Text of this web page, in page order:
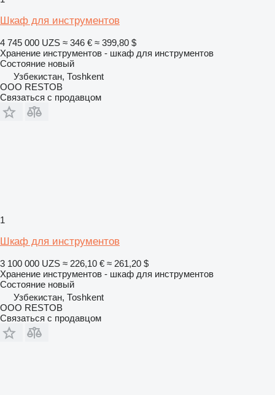
Шкаф для инструментов
4 745 000 UZS ≈ 346 € ≈ 399,80 $
Хранение инструментов - шкаф для инструментов
Состояние новый
Узбекистан, Тоshkent
OOO RESTOB
Связаться с продавцом
1
Шкаф для инструментов
3 100 000 UZS ≈ 226,10 € ≈ 261,20 $
Хранение инструментов - шкаф для инструментов
Состояние новый
Узбекистан, Тоshkent
OOO RESTOB
Связаться с продавцом